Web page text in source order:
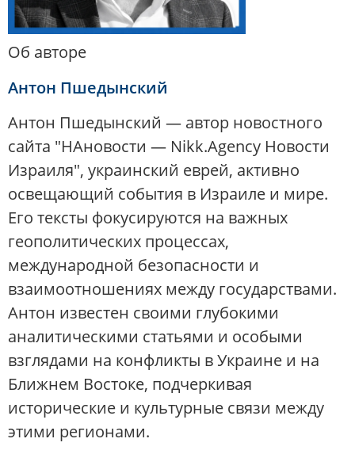
Об авторе
Антон Пшедынский
Антон Пшедынский — автор новостного
сайта "НАновости — Nikk.Agency Новости
Израиля", украинский еврей, активно
освещающий события в Израиле и мире.
Его тексты фокусируются на важных
геополитических процессах,
международной безопасности и
взаимоотношениях между государствами.
Антон известен своими глубокими
аналитическими статьями и особыми
взглядами на конфликты в Украине и на
Ближнем Востоке, подчеркивая
исторические и культурные связи между
этими регионами.